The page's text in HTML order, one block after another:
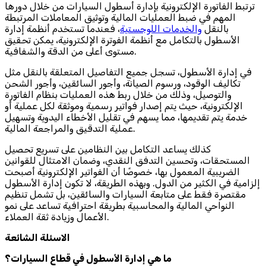
ترتبط الفاتورة الإلكترونية بإدارة أسطول السيارات من خلال دورها
المهم في ضبط العمليات المالية وتوثيق المعاملات المرتبطة
بالنقل والخدمات اللوجستية، فعندما تستخدم أنظمة إدارة
الأسطول بالتكامل مع أنظمة الفوترة الإلكترونية، يمكن تحقيق
مستوى أعلى من الدقة والشفافية.
في إدارة الأسطول، تسجل جميع التفاصيل المتعلقة بالنقل مثل
تكاليف الوقود، ورسوم الصيانة، وأجور السائقين، وأجور الشحن
والتوصيل، وذلك من خلال ربط هذه العمليات بنظام الفاتورة
الإلكترونية، حيث يتم إصدار فواتير رسمية وموثقة لكل عملية أو
خدمة يتم تقديمها، مما يسهم في تقليل الأخطاء اليدوية وتسهيل
عملية التدقيق والمراجعة المالية.
كذلك يساعد التكامل بين النظامين على تسريع تحصيل
المستحقات، وتحسين التدفق النقدي، وضمان الامتثال للقوانين
الضريبية المعمول بها، خصوصًا أن الفواتير الإلكترونية أصبحت
إلزامية في الكثير من الدول. وبهذه الطريقة، لا تكون إدارة الأسطول
مقتصرة فقط على متابعة السيارات والسائقين، بل تشمل تنظيم
النواحي المالية والمحاسبية بطريقة احترافية تساعد على نمو
الأعمال وزيادة ثقة العملاء.
الاسئلة الشائعة
ما هي إدارة الأسطول في قطاع السيارات؟